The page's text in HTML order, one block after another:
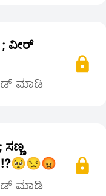
ವೀರ್
ಮಾಡಿ
ಮಾಡಿ